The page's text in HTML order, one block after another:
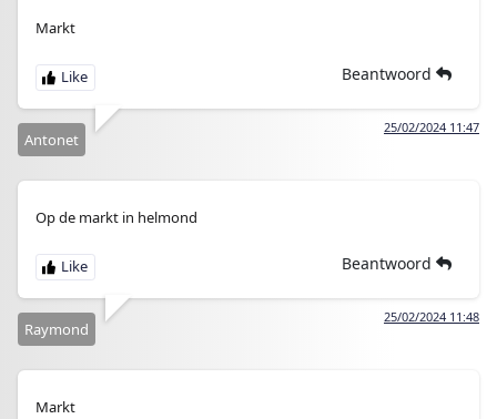
Markt
Beantwoord
25/02/2024 11:47
Antonet
Op de markt in helmond
Beantwoord
25/02/2024 11:48
Raymond
Markt